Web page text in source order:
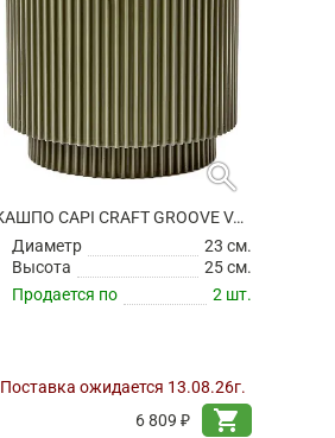
search
КАШПО CAPI CRAFT GROOVE VASE CYLINDER GREEN
Диаметр
23 см.
Высота
25 см.
Продается по
2 шт.
Поставка ожидается 13.08.26г.
6 809 ₽
shopping_cart